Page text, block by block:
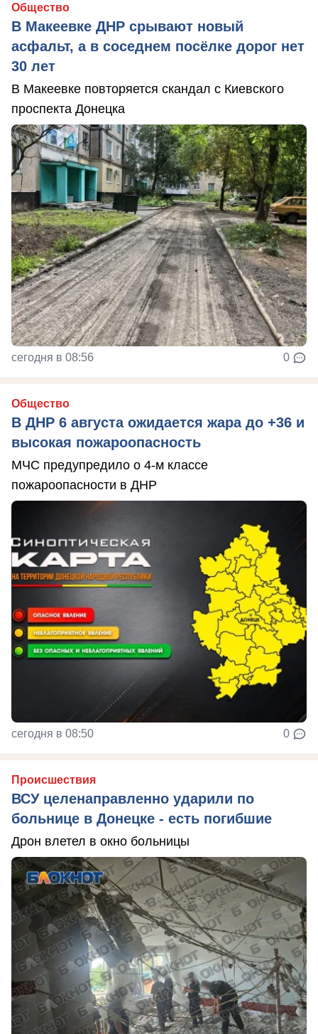
Общество
В Макеевке ДНР срывают новый
асфальт, а в соседнем посёлке дорог нет
30 лет
В Макеевке повторяется скандал с Киевского
проспекта Донецка
сегодня в 08:56 0
Общество
В ДНР 6 августа ожидается жара до +36 и
высокая пожароопасность
МЧС предупредило о 4-м классе
пожароопасности в ДНР
сегодня в 08:50 0
Происшествия
ВСУ целенаправленно ударили по
больнице в Донецке - есть погибшие
Дрон влетел в окно больницы